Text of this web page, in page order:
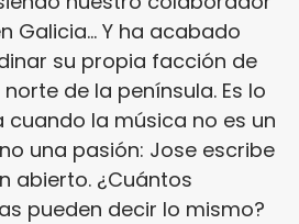
Galicia... Y ha acabado
su propia facción de
norte de la península. Es lo
cuando la música no es un
una pasión: Jose escribe
abierto. ¿Cuántos
pueden decir lo mismo?